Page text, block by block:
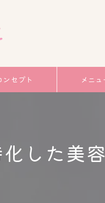
ンセプト メニュ
した美